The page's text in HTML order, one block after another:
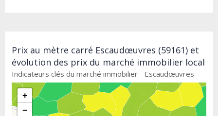
Prix au mètre carré Escaudœuvres (59161) et
évolution des prix du marché immobilier local
Indicateurs clés du marché immobilier - Escaudœuvres
+
−